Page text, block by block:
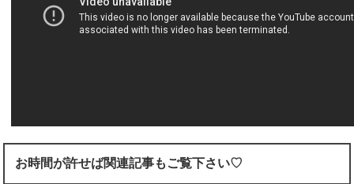
お時間が許せば関連記事もご覧下さい♡